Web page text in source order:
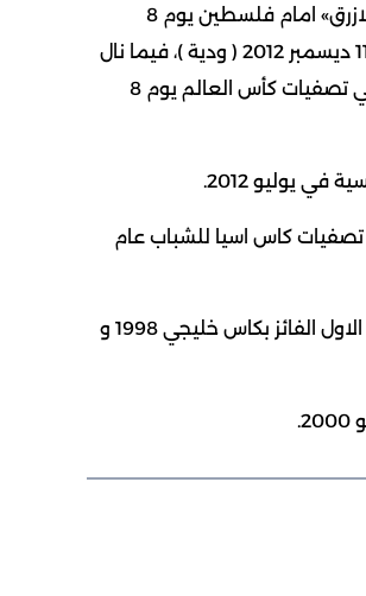
العراق في 10 يناير 2009 ( كأس الخليج ) ثم من الحكم العراقي علي القيسي في مباراة «الازرق» امام فلسطين يوم 8
ديسمبر 2012 ( ودية ) واخيرا الحكم الاردني ناصر الغفاري في مباراة الكويت مع عمان يوم 11 ديسمبر 2012 ( ودية )، فيما نال
بطاقة حمراء واحدة اشهرها الحكم العماني عبدالله الهلالي في مباراة الازرق مع سورية في تصفيات كأس العالم يوم 8
يوليو 2012.
تصفيات كاس اسيا للشباب عام
ورغم عدم مشاركته مع «الازرق» فعليا في عام 1998 الا ان « الخالدي « كان عضوا بالفريق الاول الفائز بكاس خليجي 1998 و